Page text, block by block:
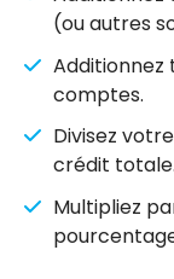
(ou autres
Additionnez
comptes.
Divisez
crédit totale.
Multipliez